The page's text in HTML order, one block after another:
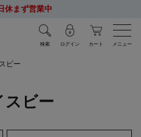
休まず営業中
検索 ログイン カート メニュー
ビー
スビー